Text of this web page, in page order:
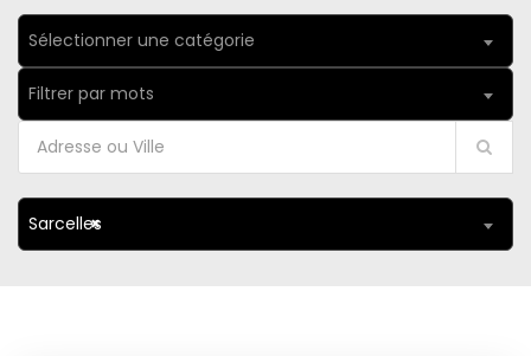
Sélectionner une catégorie
Filtrer par mots
×
Sarcelles